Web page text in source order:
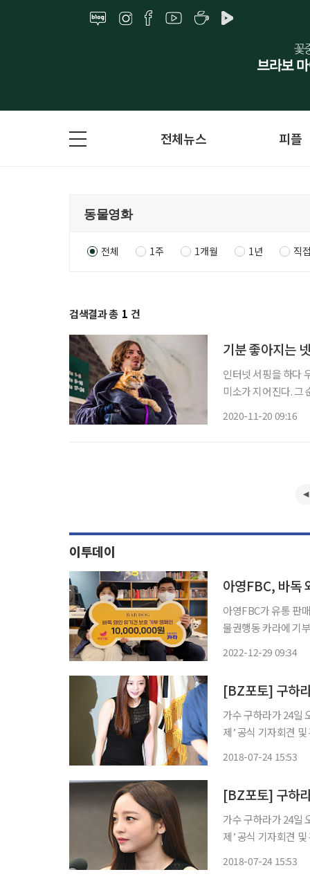
전체뉴스 피플
전체 1주 1개월 1년 직
검색결과 총 1 건
기분 좋아지는
인터넷 서핑을 하다
미소가 지어진다. 그
2020-11-20 09:16
이투데이
아영FBC, 바독
아영FBC가 유통 판
물권행동 카라에 기부했다고 29일 밝혔다.
2022-12-29 09:34
[BZ포토] 구하
가수 구하라가 24일
제’ 공식 기자회견
2018-07-24 15:53
[BZ포토] 구하
가수 구하라가 24일
제’ 공식 기자회견
2018-07-24 15:53